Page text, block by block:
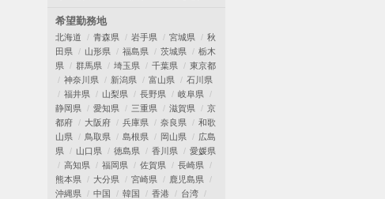
希望勤務地
北海道 青森県 岩手県 宮城県
秋
田県
山形県 福島県 茨城県
栃木
県
群馬県 埼玉県 千葉県
東京都
神奈川県
新潟県 富山県
石川県
福井県
山梨県 長野県
岐阜県
静岡県
愛知県 三重県 滋賀県
京
都府
大阪府 兵庫県 奈良県
和歌
山県
鳥取県 島根県 岡山県
広島
県
山口県 徳島県 香川県
愛媛県
高知県
福岡県 佐賀県
長崎県
熊本県
大分県 宮崎県
鹿児島県
沖縄県
中国 韓国 香港
台湾